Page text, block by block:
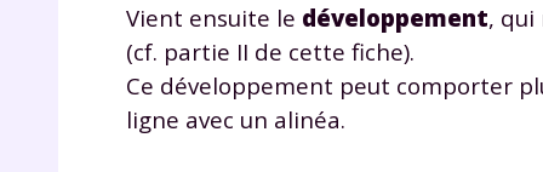
Vient ensuite le développement, qui
(cf. partie II de cette fiche).
Ce développement peut comporter
ligne avec un alinéa.